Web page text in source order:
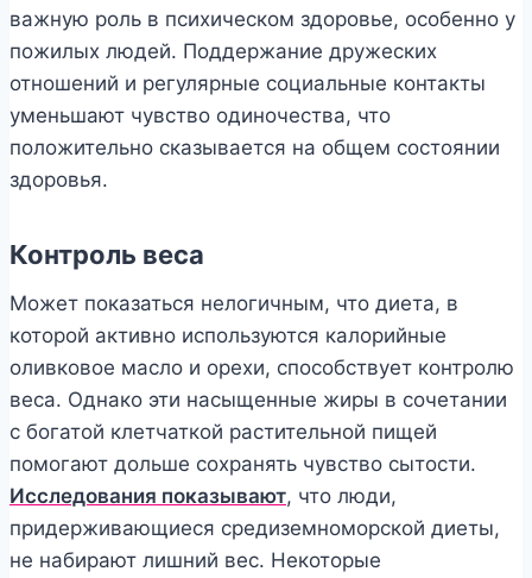
важную роль в психическом здоровье, особенно у
пожилых людей. Поддержание дружеских
отношений и регулярные социальные контакты
уменьшают чувство одиночества, что
положительно сказывается на общем состоянии
здоровья.
Контроль веса
Может показаться нелогичным, что диета, в
которой активно используются калорийные
оливковое масло и орехи, способствует контролю
веса. Однако эти насыщенные жиры в сочетании
с богатой клетчаткой растительной пищей
помогают дольше сохранять чувство сытости.
Исследования показывают, что люди,
придерживающиеся средиземноморской диеты,
не набирают лишний вес. Некоторые